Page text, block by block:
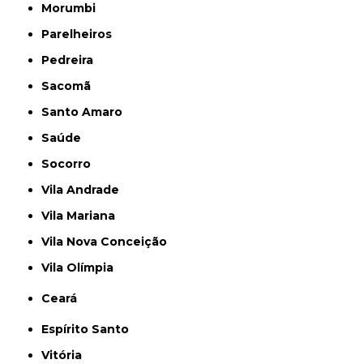
Morumbi
Parelheiros
Pedreira
Sacomã
Santo Amaro
Saúde
Socorro
Vila Andrade
Vila Mariana
Vila Nova Conceição
Vila Olímpia
Ceará
Espírito Santo
Vitória